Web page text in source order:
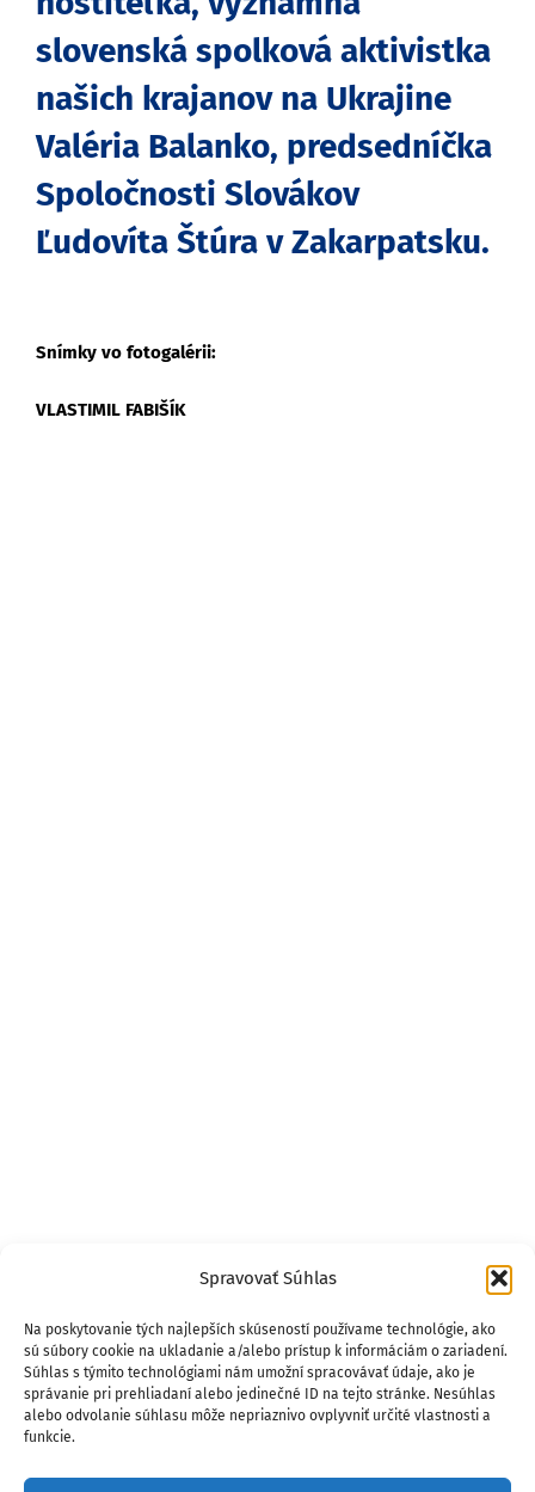
Spravovať Súhlas
Na poskytovanie tých najlepších skúseností používame technológie, ako
sú súbory cookie na ukladanie a/alebo prístup k informáciám o zariadení.
Súhlas s týmito technológiami nám umožní spracovávať údaje, ako je
správanie pri prehliadaní alebo jedinečné ID na tejto stránke. Nesúhlas
alebo odvolanie súhlasu môže nepriaznivo ovplyvniť určité vlastnosti a
funkcie.
slovenská spolková aktivistka
našich krajanov na Ukrajine
Valéria Balanko, predsedníčka
Spoločnosti Slovákov
Ľudovíta Štúra v Zakarpatsku.
Snímky vo fotogalérii:
VLASTIMIL FABIŠÍK